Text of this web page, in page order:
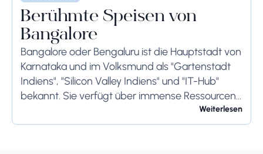
Berühmte Speisen von
Bangalore
Bangalore oder Bengaluru ist die Hauptstadt von
Karnataka und im Volksmund als "Gartenstadt
Indiens", "Silicon Valley Indiens" und "IT-Hub"
bekannt. Sie verfügt über immense Ressourcen
und bietet ihren Bewohnern so viel. Bangalore ist
berühmt für seine...
Weiterlesen